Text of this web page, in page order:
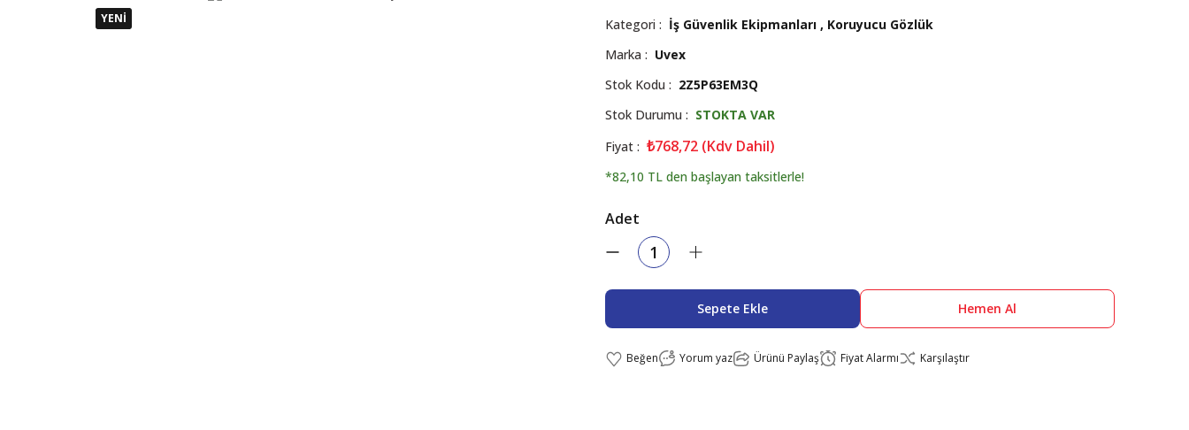
YENİ Kategori İş Güvenlik Ekipmanları , Koruyucu Gözlük
Marka
Uvex
Stok Kodu
2Z5P63EM3Q
Stok Durumu
STOKTA VAR
Fiyat
₺768,72 (Kdv Dahil)
*82,10 TL den başlayan taksitlerle!
Adet
Sepete Ekle Hemen Al
Yorum yaz Ürünü Paylaş Fiyat Alarmı Karşılaştır